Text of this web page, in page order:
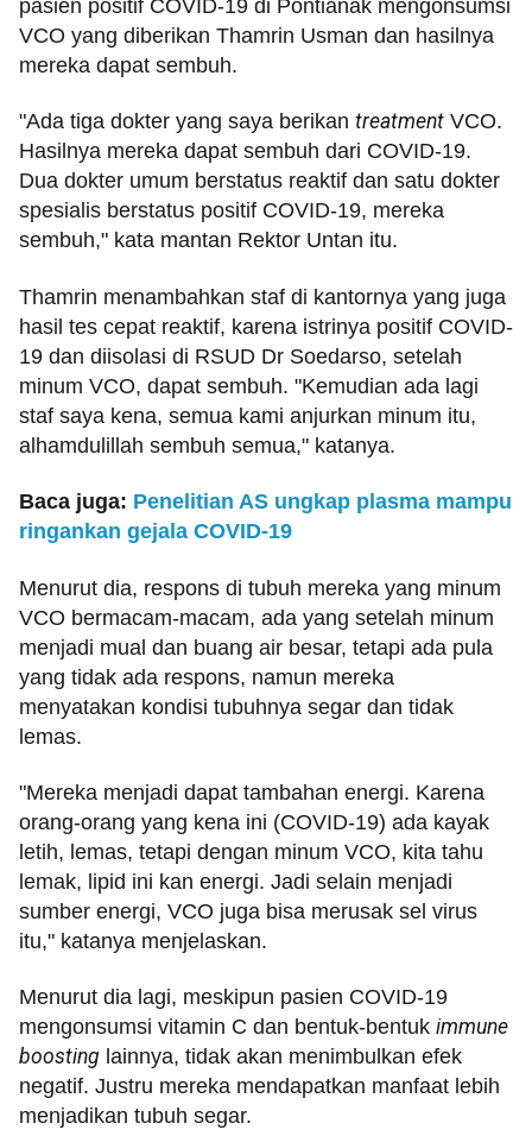
pasien positif COVID-19 di Pontianak mengonsumsi
VCO yang diberikan Thamrin Usman dan hasilnya
mereka dapat sembuh.
"Ada tiga dokter yang saya berikan treatment VCO.
Hasilnya mereka dapat sembuh dari COVID-19.
Dua dokter umum berstatus reaktif dan satu dokter
spesialis berstatus positif COVID-19, mereka
sembuh," kata mantan Rektor Untan itu.
Thamrin menambahkan staf di kantornya yang juga
hasil tes cepat reaktif, karena istrinya positif COVID-
19 dan diisolasi di RSUD Dr Soedarso, setelah
minum VCO, dapat sembuh. "Kemudian ada lagi
staf saya kena, semua kami anjurkan minum itu,
alhamdulillah sembuh semua," katanya.
Baca juga: Penelitian AS ungkap plasma mampu
ringankan gejala COVID-19
Menurut dia, respons di tubuh mereka yang minum
VCO bermacam-macam, ada yang setelah minum
menjadi mual dan buang air besar, tetapi ada pula
yang tidak ada respons, namun mereka
menyatakan kondisi tubuhnya segar dan tidak
lemas.
"Mereka menjadi dapat tambahan energi. Karena
orang-orang yang kena ini (COVID-19) ada kayak
letih, lemas, tetapi dengan minum VCO, kita tahu
lemak, lipid ini kan energi. Jadi selain menjadi
sumber energi, VCO juga bisa merusak sel virus
itu," katanya menjelaskan.
Menurut dia lagi, meskipun pasien COVID-19
mengonsumsi vitamin C dan bentuk-bentuk immune
boosting lainnya, tidak akan menimbulkan efek
negatif. Justru mereka mendapatkan manfaat lebih
menjadikan tubuh segar.